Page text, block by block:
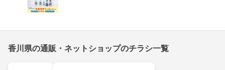
香川県の通販・ネットショップのチラシ一覧